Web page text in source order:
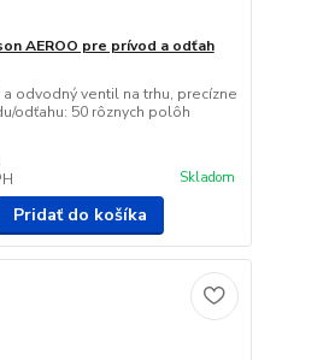
AEROO pre prívod a odťah
odvodný ventil na trhu, precízne
odťahu: 50 rôznych polôh
Skladom
Pridať do košíka